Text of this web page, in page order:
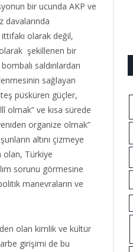
bir ucunda AKP ve
davalarında
olarak değil,
şekillenen bir
saldırılardan
sağlayan
püsküren güçler,
olmak” ve kısa sürede
organize olmak”
altını çizmeye
olan, Türkiye
sorunu görmesine
manevraların ve
olan kimlik ve kültür
girişimi de bu